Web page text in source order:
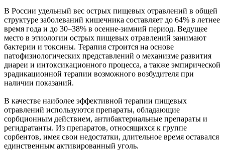
В России удельный вес острых пищевых отравлений в общей
структуре заболеваний кишечника составляет до 64% в летнее
время года и до 30–38% в осенне-зимний период. Ведущее
место в этиологии острых пищевых отравлений занимают
бактерии и токсины. Терапия строится на основе
патофизиологических представлений о механизме развития
диареи и интоксикационного процесса, а также эмпирической
эрадикационной терапии возможного возбудителя при
наличии показаний.
В качестве наиболее эффективной терапии пищевых
отравлений используются препараты, обладающие
сорбционным действием, антибактериальные препараты и
регидратанты. Из препаратов, относящихся к группе
сорбентов, имея свои недостатки, длительное время оставался
единственным активированный уголь.